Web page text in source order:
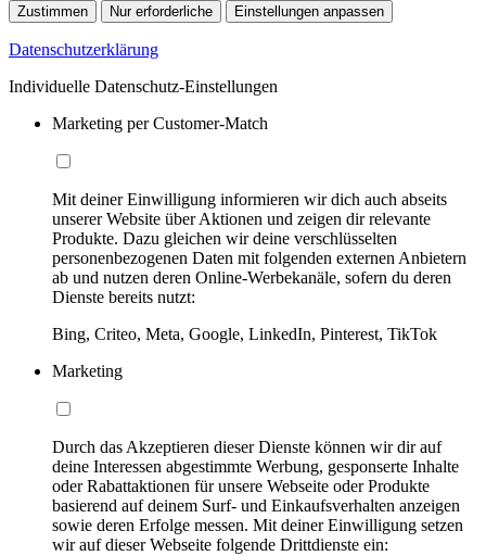
Zustimmen Nur erforderliche Einstellungen anpassen
Datenschutzerklärung
Individuelle Datenschutz-Einstellungen
Marketing per Customer-Match
Mit deiner Einwilligung informieren wir dich auch abseits
unserer Website über Aktionen und zeigen dir relevante
Produkte. Dazu gleichen wir deine verschlüsselten
personenbezogenen Daten mit folgenden externen Anbietern
ab und nutzen deren Online-Werbekanäle, sofern du deren
Dienste bereits nutzt:
Bing, Criteo, Meta, Google, LinkedIn, Pinterest, TikTok
Marketing
Durch das Akzeptieren dieser Dienste können wir dir auf
deine Interessen abgestimmte Werbung, gesponserte Inhalte
oder Rabattaktionen für unsere Webseite oder Produkte
basierend auf deinem Surf- und Einkaufsverhalten anzeigen
sowie deren Erfolge messen. Mit deiner Einwilligung setzen
wir auf dieser Webseite folgende Drittdienste ein: